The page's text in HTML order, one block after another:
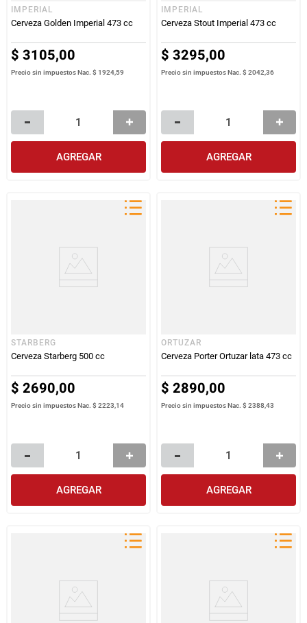
IMPERIAL
Cerveza Golden Imperial 473 cc
$ 3105,00
Precio sin impuestos Nac.$ 1924,59
AGREGAR
IMPERIAL
Cerveza Stout Imperial 473 cc
$ 3295,00
Precio sin impuestos Nac.$ 2042,36
AGREGAR
STARBERG
Cerveza Starberg 500 cc
$ 2690,00
Precio sin impuestos Nac.$ 2223,14
AGREGAR
ORTUZAR
Cerveza Porter Ortuzar lata 473 cc
$ 2890,00
Precio sin impuestos Nac.$ 2388,43
AGREGAR